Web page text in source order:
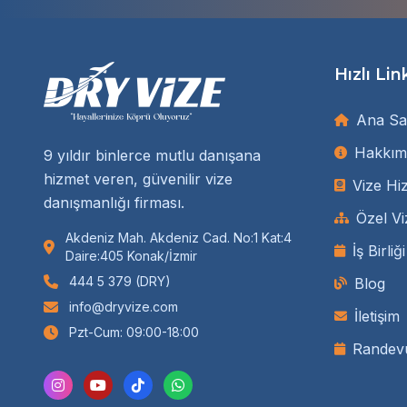
9 yıldır binlerce mutlu danışana
hizmet veren, güvenilir vize
danışmanlığı firması.
Akdeniz Mah. Akdeniz Cad. No:1 Kat:4
Daire:405 Konak/İzmir
444 5 379 (DRY)
info@dryvize.com
Pzt-Cum: 09:00-18:00
Hızlı
Ana
Vize
Özel
İş
Blog
İletişim